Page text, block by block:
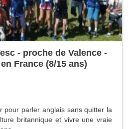
- proche de Valence -
France (8/15 ans)
pour parler anglais sans quitter la
britannique et vivre une vraie